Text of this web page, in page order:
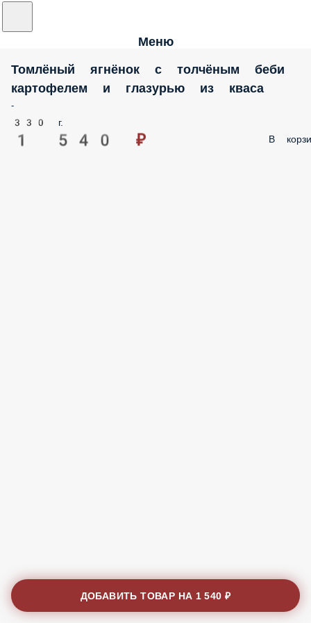
Меню
Томлёный ягнёнок с толчёным беби
картофелем и глазурью из кваса
-
330 г.
1 540 ₽ В
ДОБАВИТЬ ТОВАР НА 1 540 ₽